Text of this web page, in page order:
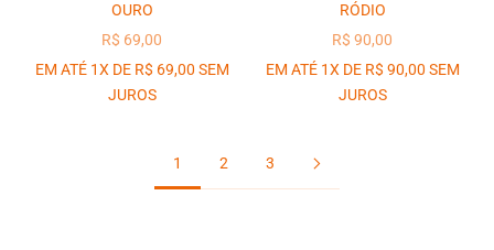
OURO
PREÇO PROMOCIONAL
R$ 69,00
EM ATÉ 1X DE R$ 69,00 SEM
JUROS
RÓDIO
PREÇO PROMOCIONAL
R$ 90,00
EM ATÉ 1X DE R$ 90,00 SEM
JUROS
1 2 3